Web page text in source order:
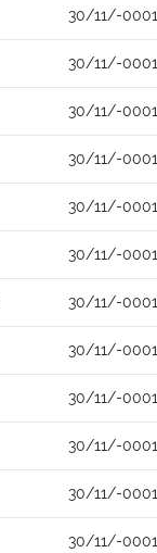
30/11/-0001
30/11/-0001
30/11/-0001
30/11/-0001
30/11/-0001
30/11/-0001
30/11/-0001
30/11/-0001
30/11/-0001
30/11/-0001
30/11/-0001
30/11/-0001